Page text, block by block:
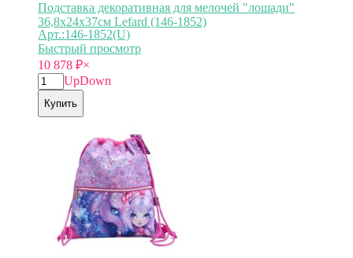
Подставка декоративная для мелочей "лошади"
36,8х24х37см Lefard (146-1852)
Арт.:146-1852(U)
Быстрый просмотр
10 878 ₽×
UpDown
Купить